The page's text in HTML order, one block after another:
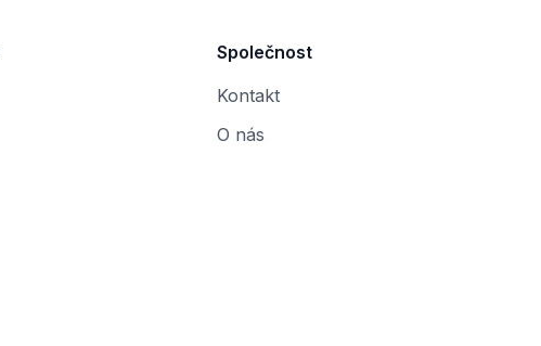
Společnost
Kontakt
O nás